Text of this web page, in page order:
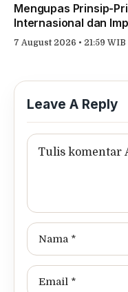
Mengupas Prinsip-
Internasional dan
7 August 2026 • 21:59 WIB
Leave A Reply